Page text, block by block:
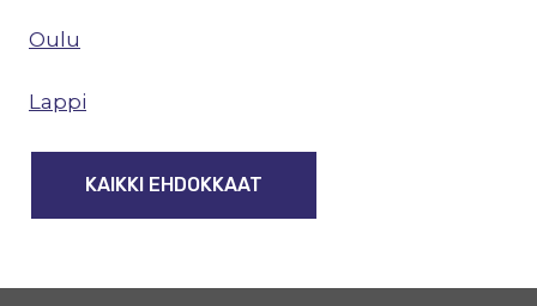
Oulu
Lappi
KAIKKI EHDOKKAAT